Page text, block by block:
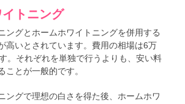
トニング
ングとホームホワイトニングを併用する
高いとされています。費用の相場は6万
。それぞれを単独で行うよりも、安い料
ことが一般的です。
ングで理想の白さを得た後、ホームホワ